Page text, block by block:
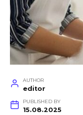
AUTHOR
editor
PUBLISHED BY
15.08.2025